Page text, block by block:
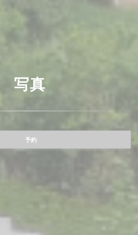
写真
予約